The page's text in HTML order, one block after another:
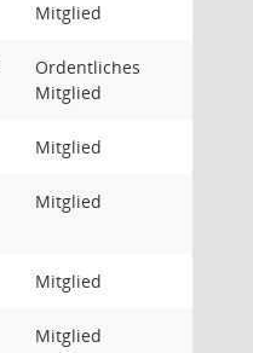
Mitglied
Ordentliches
Mitglied
Mitglied
Mitglied
Mitglied
Mitglied